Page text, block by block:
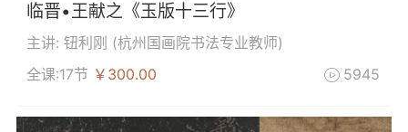
临晋•王献之《玉版十三行》
主讲: 钮利刚 (杭州国画院书法专业教师)
全课:17节 ￥300.00  5945